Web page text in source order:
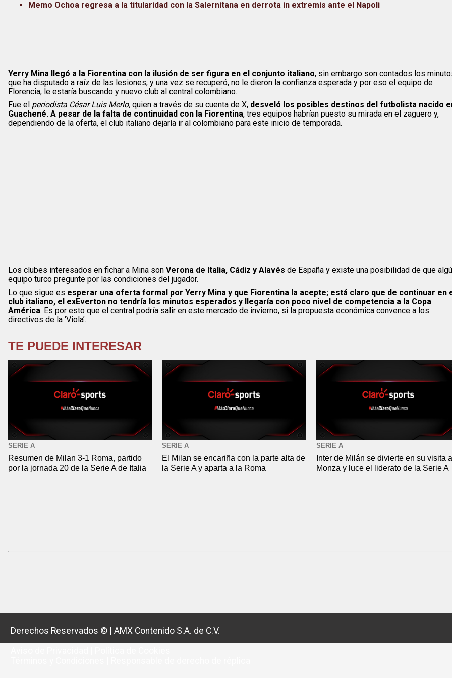
Memo Ochoa regresa a la titularidad con la Salernitana en derrota in extremis ante el Napoli
Yerry Mina llegó a la Fiorentina con la ilusión de ser figura en el conjunto italiano, sin embargo son contados los
que ha disputado a raíz de las lesiones, y una vez se recuperó, no le dieron la confianza esperada y por eso el equipo de
Florencia, le estaría buscando y nuevo club al central colombiano.
Fue el periodista César Luis Merlo, quien a través de su cuenta de X, desveló los posibles destinos del futbolista nacido
Guachené. A pesar de la falta de continuidad con la Fiorentina, tres equipos habrían puesto su mirada en el zaguero y,
dependiendo de la oferta, el club italiano dejaría ir al colombiano para este inicio de temporada.
Los clubes interesados en fichar a Mina son Verona de Italia, Cádiz y Alavés de España y existe una posibilidad de que
equipo turco pregunte por las condiciones del jugador.
Lo que sigue es esperar una oferta formal por Yerry Mina y que Fiorentina la acepte; está claro que de continuar en
club italiano, el exEverton no tendría los minutos esperados y llegaría con poco nivel de competencia a la Copa
América. Es por esto que el central podría salir en este mercado de invierno, si la propuesta económica convence a los
directivos de la ‘Viola’.
TE PUEDE INTERESAR
SERIE A
Resumen de Milan 3-1 Roma, partido
por la jornada 20 de la Serie A de Italia
SERIE A
El Milan se encariña con la parte alta de
la Serie A y aparta a la Roma
SERIE A
Inter de Milán se divierte en su visita
Monza y luce el liderato de la Serie A
Derechos Reservados ©
AMX Contenido S.A. de C.V.